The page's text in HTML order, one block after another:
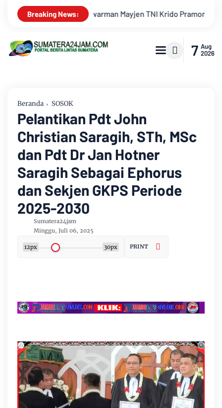
Breaking News:
Pramono Jadi Ikon Singing Competition HUT Ke-81 RI
7 Aug
2026
Beranda SOSOK
Pelantikan Pdt John
Christian Saragih, STh, MSc
dan Pdt Dr Jan Hotner
Saragih Sebagai Ephorus
dan Sekjen GKPS Periode
2025-2030
Sumatera24jam
Minggu, Juli 06, 2025
12px 30px PRINT